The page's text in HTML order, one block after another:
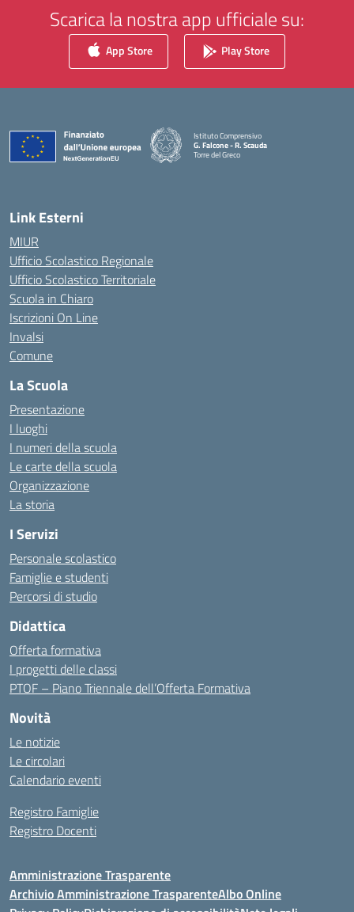
Scarica la nostra app ufficiale su:
App Store Play Store
Istituto Comprensivo
G. Falcone - R. Scauda
Torre del Greco
Link Esterni
MIUR
Ufficio Scolastico Regionale
Ufficio Scolastico Territoriale
Scuola in Chiaro
Iscrizioni On Line
Invalsi
Comune
La Scuola
Presentazione
I luoghi
I numeri della scuola
Le carte della scuola
Organizzazione
La storia
I Servizi
Personale scolastico
Famiglie e studenti
Percorsi di studio
Didattica
Offerta formativa
I progetti delle classi
PTOF – Piano Triennale dell’Offerta Formativa
Novità
Le notizie
Le circolari
Calendario eventi
Registro Famiglie
Registro Docenti
Amministrazione Trasparente
Archivio Amministrazione TrasparenteAlbo Online